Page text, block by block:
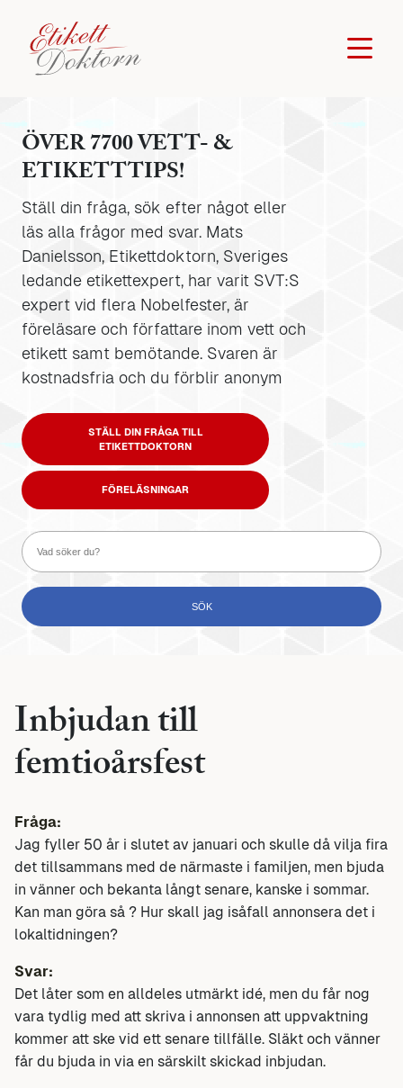
ÖVER 7700 VETT- &
ETIKETTTIPS!
Ställ din fråga, sök efter något eller
läs alla frågor med svar. Mats
Danielsson, Etikettdoktorn, Sveriges
ledande etikettexpert, har varit SVT:S
expert vid flera Nobelfester, är
föreläsare och författare inom vett och
etikett samt bemötande. Svaren är
kostnadsfria och du förblir anonym
STÄLL DIN FRÅGA TILL
ETIKETTDOKTORN
FÖRELÄSNINGAR
Inbjudan till
femtioårsfest
Fråga:
Jag fyller 50 år i slutet av januari och skulle då vilja fira
det tillsammans med de närmaste i familjen, men bjuda
in vänner och bekanta långt senare, kanske i sommar.
Kan man göra så ? Hur skall jag isåfall annonsera det i
lokaltidningen?
Svar:
Det låter som en alldeles utmärkt idé, men du får nog
vara tydlig med att skriva i annonsen att uppvaktning
kommer att ske vid ett senare tillfälle. Släkt och vänner
får du bjuda in via en särskilt skickad inbjudan.